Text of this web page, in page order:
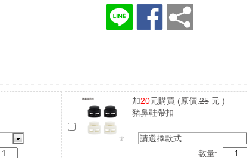
加20元購買 (原價:25元 )
豬鼻鞋帶扣
請選擇款式
數量: